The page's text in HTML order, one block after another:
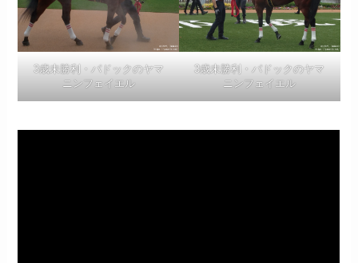
3歳未勝利・パドックのヤマ
ニンフェイエル
3歳未勝利・パドックのヤマ
ニンフェイエル